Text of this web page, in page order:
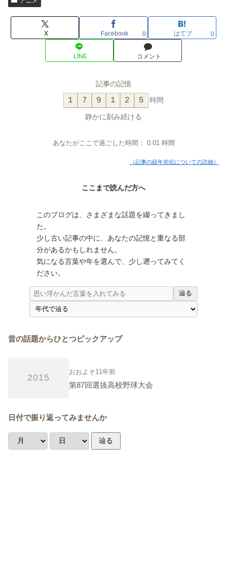
X Facebook 0 はてブ 0
LINE コメント
記事の記憶
1 7 9 1 2 5 時間
静かに刻み続ける
あなたがここで過ごした時間： 0.01時間
（記事の経年劣化についての詳細）
ここまで読んだ方へ
このブログは、さまざまな話題を綴ってきまし
た。
少し古い記事の中に、あなたの記憶と重なる部
分があるかもしれません。
気になる言葉や年を選んで、少し遡ってみてく
ださい。
辿る
昔の話題からひとつピックアップ
2015
おおよそ11年前
第87回選抜高校野球大会
日付で振り返ってみませんか
辿る